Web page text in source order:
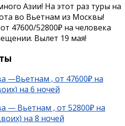
Азии! На этот раз туры на
во Вьетнам из Москвы!
47600/52800₽ на человека
Вылет 19 мая!
—Вьетнам , от 47600₽ на
на 6 ночей
— Вьетнам , от 52800₽ на
на 8 ночей